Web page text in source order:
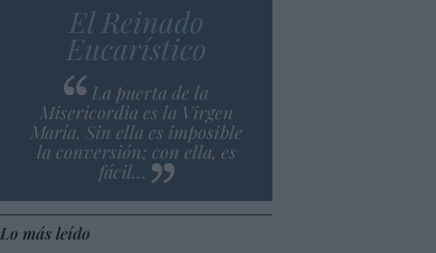
El Reinado
Eucarístico
La puerta de la
Misericordia es la Virgen
María. Sin ella es imposible
la conversión; con ella, es
fácil…
Lo más leído